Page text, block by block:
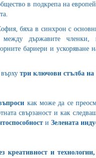
в подкрепа на
бяха в синхрон с
между държавите членки,
бариери и ускоряване
три ключови стълба
как може да се
свързаност и как
и Зелената
и